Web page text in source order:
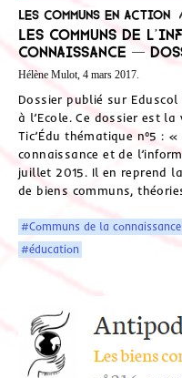
Les communs en action
Les communs de
connaissance —
Hélène Mulot, 4 mars 2017.
Dossier publié sur
à l’Ecole. Ce dossier est
Tic’Édu thématique n°5 :
connaissance et de
juillet 2015. Il en reprend
de biens communs,
#Communs de la connaissance
#éducation